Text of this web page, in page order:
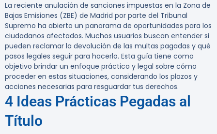
La reciente anulación de sanciones impuestas en la Zona de
Bajas Emisiones (ZBE) de Madrid por parte del Tribunal
Supremo ha abierto un panorama de oportunidades para los
ciudadanos afectados. Muchos usuarios buscan entender si
pueden reclamar la devolución de las multas pagadas y qué
pasos legales seguir para hacerlo. Esta guía tiene como
objetivo brindar un enfoque práctico y legal sobre cómo
proceder en estas situaciones, considerando los plazos y
acciones necesarias para resguardar tus derechos.
4 Ideas Prácticas Pegadas al
Título